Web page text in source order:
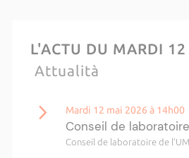
L'ACTU DU MARDI
Attualità
Mardi 12 mai 2026 à 14h00
Conseil de laboratoire
Conseil de laboratoire de